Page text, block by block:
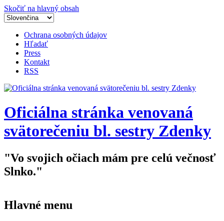
Skočiť na hlavný obsah
Ochrana osobných údajov
Hľadať
Press
Kontakt
RSS
Oficiálna stránka venovaná
svätorečeniu bl. sestry Zdenky
"Vo svojich očiach mám pre celú večnosť
Slnko."
Hlavné menu